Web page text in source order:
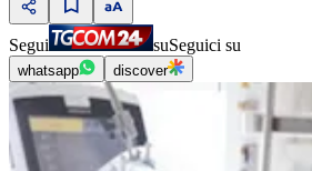
Segui suSeguici su
whatsapp discover